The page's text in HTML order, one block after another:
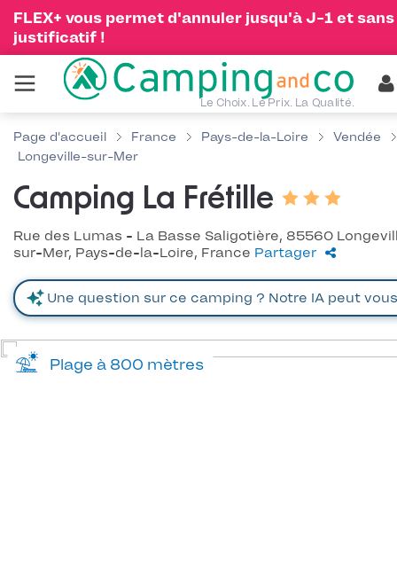
FLEX+ vous permet d'annuler jusqu'à J-1 et sans
justificatif !
Le Choix. Le Prix. La Qualité.
Page d'accueil France Pays-de-la-Loire
Vendée
Longeville-sur-Mer
Camping La Frétille
Rue des Lumas - La Basse Saligotière, 85560
sur-Mer, Pays-de-la-Loire, France Partager
Plage à 800 mètres